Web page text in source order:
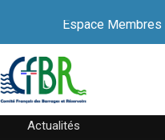
Espace Membres
Actualités